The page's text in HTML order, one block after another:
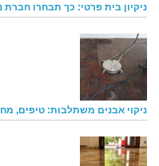
ניקיון בית פרטי: כך תבחרו חברת
ניקוי אבנים משתלבות: טיפים,